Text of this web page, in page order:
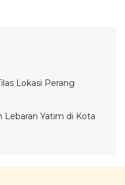
Lokasi Perang
Lebaran Yatim di Kota